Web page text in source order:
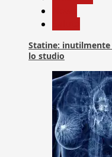
Statine:
lo studio